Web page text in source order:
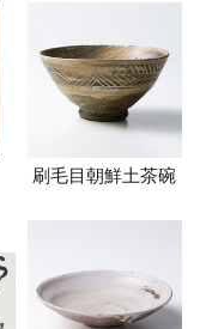
刷毛目朝鮮土茶碗